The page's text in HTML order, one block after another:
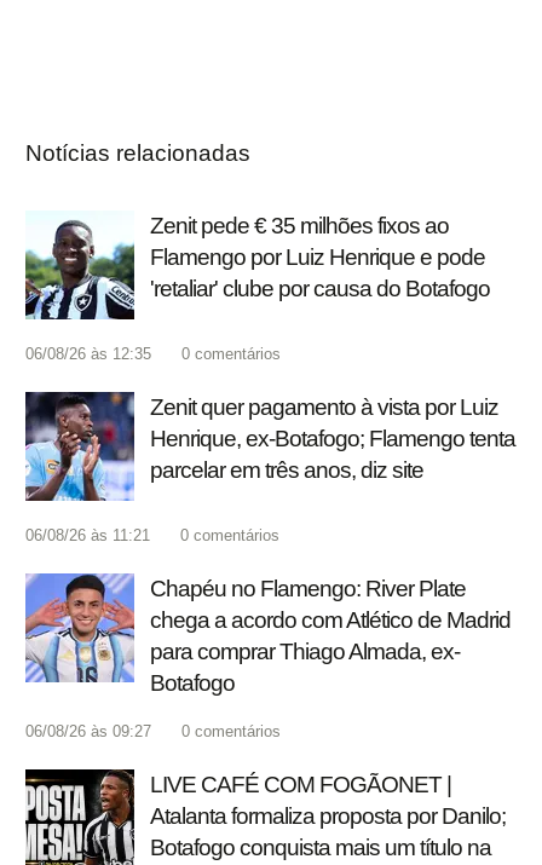
Notícias relacionadas
Zenit pede € 35 milhões fixos ao
Flamengo por Luiz Henrique e pode
'retaliar' clube por causa do Botafogo
06/08/26 às 12:35 0 comentários
Zenit quer pagamento à vista por Luiz
Henrique, ex-Botafogo; Flamengo tenta
parcelar em três anos, diz site
06/08/26 às 11:21 0 comentários
Chapéu no Flamengo: River Plate
chega a acordo com Atlético de Madrid
para comprar Thiago Almada, ex-
Botafogo
06/08/26 às 09:27 0 comentários
LIVE CAFÉ COM FOGÃONET |
Atalanta formaliza proposta por Danilo;
Botafogo conquista mais um título na